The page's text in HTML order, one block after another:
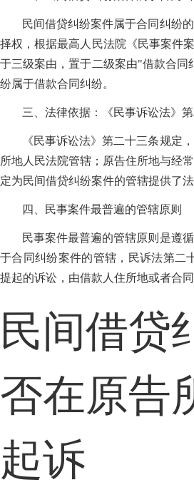
民间借贷纠纷案件属于合同纠纷
择权，根据最高人民法院《民事案件
于三级案由，置于二级案由"借款合同
纷属于借款合同纠纷。
三、法律依据：《民事诉讼法》
《民事诉讼法》第二十三条规定
所地人民法院管辖；原告住所地与经
定为民间借贷纠纷案件的管辖提供了法
四、民事案件最普遍的管辖原则
民事案件最普遍的管辖原则是遵
于合同纠纷案件的管辖，民诉法第二
提起的诉讼，由借款人住所地或者合
民间借贷
否在原告
起诉